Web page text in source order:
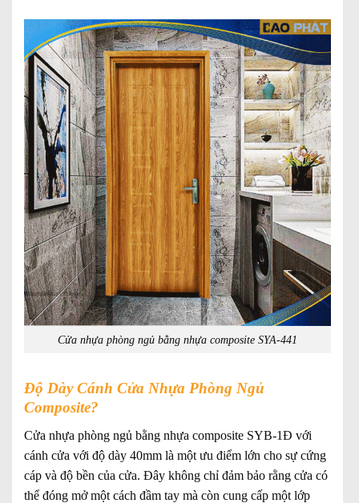
Cửa nhựa phòng ngủ bằng nhựa composite SYA-441
Độ Dày Cánh Cửa Nhựa Phòng Ngủ
Composite?
Cửa nhựa phòng ngủ bằng nhựa composite SYB-1Đ với
cánh cửa với độ dày 40mm là một ưu điểm lớn cho sự cứng
cáp và độ bền của cửa. Đây không chỉ đảm bảo rằng cửa có
thể đóng mở một cách đầm tay mà còn cung cấp một lớp